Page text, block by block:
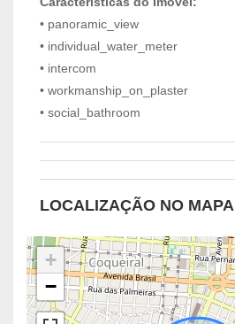
• panoramic_view
• individual_water_meter
• intercom
• workmanship_on_plaster
• social_bathroom
LOCALIZAÇÃO NO MAPA
+
−